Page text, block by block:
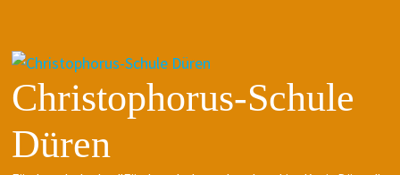
springen
Christophorus-Schule
Düren